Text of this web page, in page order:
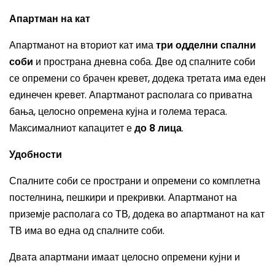
Апартман на кат
Апартманот на вториот кат иматри одделни спални
соби и пространа дневна соба. Две од спалните соби
се опремени со брачен кревет, додека третата има еден
единечен кревет. Апартманот располага со приватна
бања, целосно опремена кујна и голема тераса.
Максималниот капацитет едо 8 лица.
Удобности
Спалните соби се пространи и опремени со комплетна
постелнина, пешкири и прекривки. Апартманот на
приземје располага со ТВ, додека во апартманот на кат
ТВ има во една од спалните соби.
Двата апартмани имаат целосно опремени кујни и